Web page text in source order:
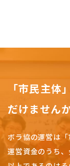
「市民主体
だけません
ボラ協の運営は「
運営資金のうち